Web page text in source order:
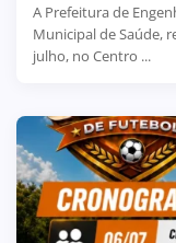
A Prefeitura de
Municipal de Saúde,
julho, no Centro ...